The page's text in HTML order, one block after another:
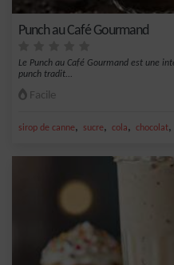
Punch au Café Gourmand
Le Punch au Café Gourmand est une
punch tradit...
Facile
sirop de canne, sucre, cola, chocolat,